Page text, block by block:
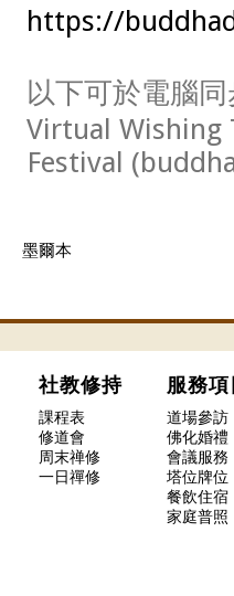
https://
以下可於電腦同
Virtual Wishing
Festival
墨爾本
社教修持 服務
課程表 道場參訪
修道會
佛化婚禮
周末禅修
會議服務
一日禪修
塔位牌位
餐飲住宿
家庭普照